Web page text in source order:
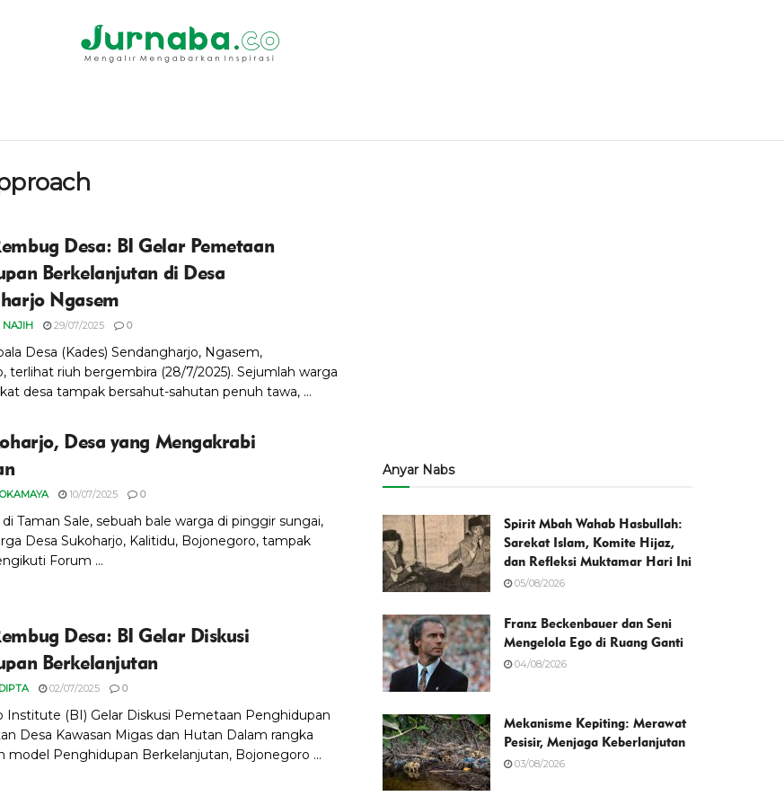
Desa: BI Gelar Pemetaan
Berkelanjutan di Desa
Ngasem
NAJIH 29/07/2025 0
Desa (Kades) Sendangharjo, Ngasem,
terlihat riuh bergembira (28/7/2025). Sejumlah warga
desa tampak bersahut-sahutan penuh tawa, ...
Desa yang Mengakrabi
10/07/2025 0
Taman Sale, sebuah bale warga di pinggir sungai,
Desa Sukoharjo, Kalitidu, Bojonegoro, tampak
Forum ...
Desa: BI Gelar Diskusi
Berkelanjutan
02/07/2025 0
Institute (BI) Gelar Diskusi Pemetaan Penghidupan
Desa Kawasan Migas dan Hutan Dalam rangka
model Penghidupan Berkelanjutan, Bojonegoro ...
Anyar Nabs
Spirit Mbah Wahab Hasbullah:
Sarekat Islam, Komite Hijaz,
dan Refleksi Muktamar Hari Ini
05/08/2026
Franz Beckenbauer dan Seni
Mengelola Ego di Ruang Ganti
04/08/2026
Mekanisme Kepiting: Merawat
Pesisir, Menjaga Keberlanjutan
03/08/2026